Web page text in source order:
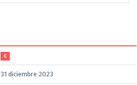
C
31 diciembre 2023